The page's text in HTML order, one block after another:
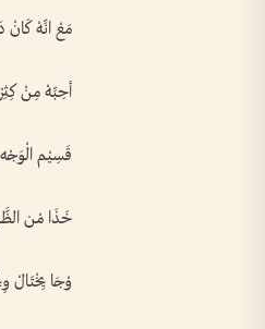
مَعْ انِّهْ كَانْ
أحِبِّهْ مِنْ
قَسِيْم الْوَجْه
خَذَا مْن
وْجَا يِخْتَالْ